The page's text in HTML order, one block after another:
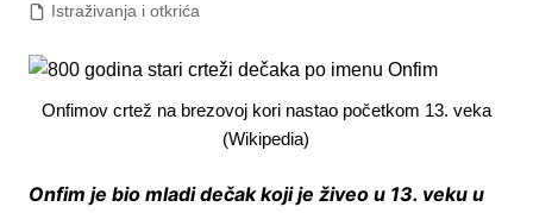
Istraživanja i otkrića
Onfimov crtež na brezovoj kori nastao početkom 13. veka
(Wikipedia)
Onfim je bio mladi dečak koji je živeo u 13. veku u